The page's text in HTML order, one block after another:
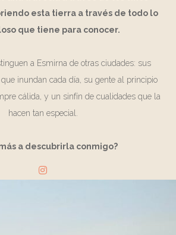
esta tierra a través de todo lo
que tiene para conocer.
a Esmirna de otras ciudades: sus
inundan cada día, su gente al principio
cálida, y un sinfín de cualidades que la
hacen tan especial.
a descubrirla conmigo?